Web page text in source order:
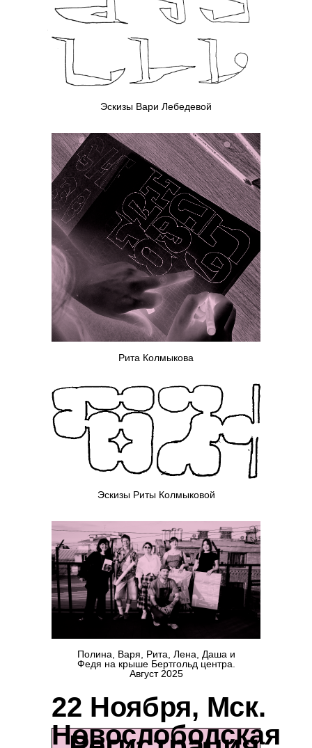
22 Ноября, Мск.
Новослободская
Полина, Варя, Рита, Лена, Даша и
Федя на крыше Бертгольд центра.
Август 2025
Рита Колмыкова
Эскизы Риты Колмыковой
Эскизы Вари Лебедевой